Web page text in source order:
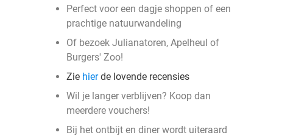
Perfect voor een dagje shoppen of een
prachtige natuurwandeling
Of bezoek Julianatoren, Apelheul of
Burgers' Zoo!
Zie hierde lovende recensies
Wil je langer verblijven? Koop dan
meerdere vouchers!
Bij het ontbijt en diner wordt uiteraard